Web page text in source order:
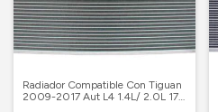
Radiador Compatible Con Tiguan
2009-2017 Aut L4 1.4L/ 2.0L 17